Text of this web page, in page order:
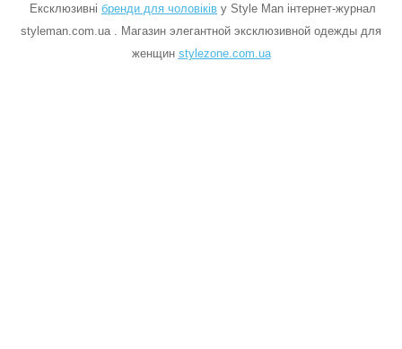
Ексклюзивні бренди для чоловіківу Style Man інтернет-журнал
styleman.com.ua . Магазин элегантной эксклюзивной одежды для
женщинstylezone.com.ua